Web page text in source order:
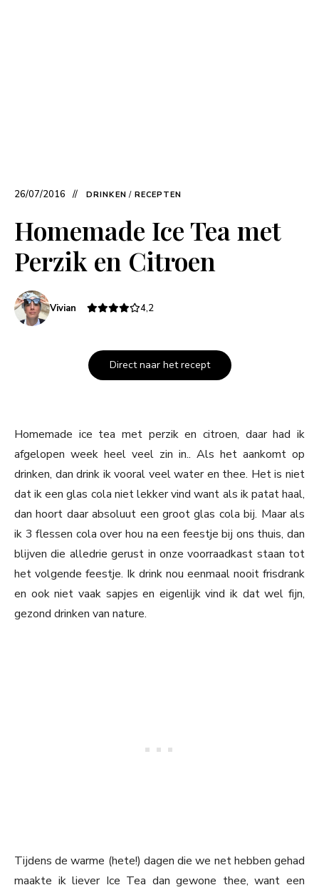
26/07/2016 DRINKEN / RECEPTEN
Homemade Ice Tea met
Perzik en Citroen
Vivian 4,2
Direct naar het recept
Homemade ice tea met perzik en citroen, daar had ik
afgelopen week heel veel zin in.. Als het aankomt op
drinken, dan drink ik vooral veel water en thee. Het is niet
dat ik een glas cola niet lekker vind want als ik patat haal,
dan hoort daar absoluut een groot glas cola bij. Maar als
ik 3 flessen cola over hou na een feestje bij ons thuis, dan
blijven die alledrie gerust in onze voorraadkast staan tot
het volgende feestje. Ik drink nou eenmaal nooit frisdrank
en ook niet vaak sapjes en eigenlijk vind ik dat wel fijn,
gezond drinken van nature.
Tijdens de warme (hete!) dagen die we net hebben gehad
maakte ik liever Ice Tea dan gewone thee, want een